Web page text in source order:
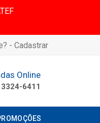
- Cadastrar
Online
6411